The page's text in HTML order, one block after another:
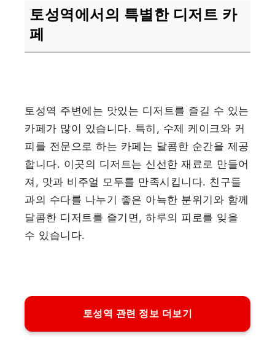
토성역에서의 특별한 디저트 카
페
토성역 주변에는 맛있는 디저트를 즐길 수 있는
카페가 많이 있습니다. 특히, 수제 케이크와 커
피를 전문으로 하는 카페는 달콤한 순간을 제공
합니다. 이곳의 디저트는 신선한 재료로 만들어
져, 맛과 비주얼 모두를 만족시킵니다. 친구들
과의 수다를 나누기 좋은 아늑한 분위기와 함께
달콤한 디저트를 즐기면, 하루의 피로를 잊을
수 있습니다.
토성역 관련 정보 더보기